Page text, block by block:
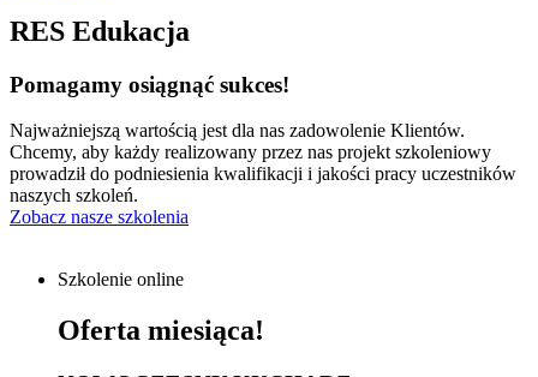
RES Edukacja
Pomagamy osiągnąć sukces!
Najważniejszą wartością jest dla nas zadowolenie Klientów.
Chcemy, aby każdy realizowany przez nas projekt szkoleniowy
prowadził do podniesienia kwalifikacji i jakości pracy uczestników
naszych szkoleń.
Zobacz nasze szkolenia
Szkolenie online
Oferta miesiąca!